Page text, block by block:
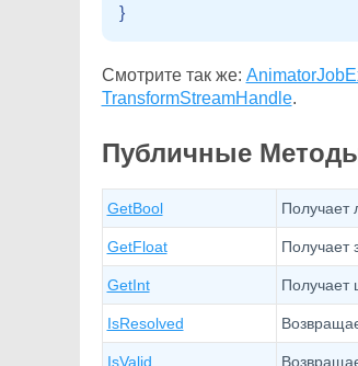
}
Смотрите так же:
TransformStreamHandle.
Публичные
GetBool Получает
GetFloat Получает
GetInt Получает
IsResolved
IsValid